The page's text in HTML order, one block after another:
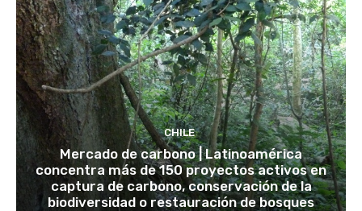
CHILE
Mercado de carbono | Latinoamérica
concentra más de 150 proyectos activos en
captura de carbono, conservación de la
biodiversidad o restauración de bosques